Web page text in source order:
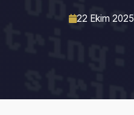
22 Ekim 2025